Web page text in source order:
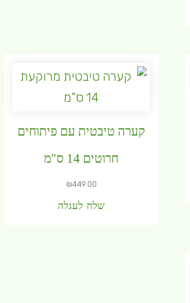
קערה טיבטית עם פיתוחים
חרוטים 14 ס"מ
₪449.00
שלח לעגלה